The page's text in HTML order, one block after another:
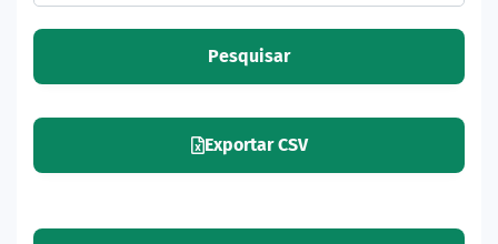
Pesquisar
Exportar CSV